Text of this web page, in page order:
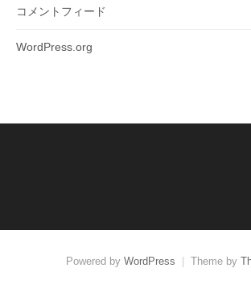
コメントフィード
WordPress.org
Powered by WordPress Theme by